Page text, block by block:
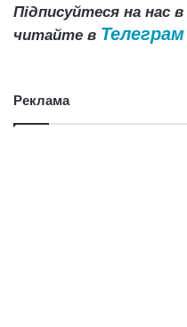
Підписуйтеся на нас в
читайте в Телеграм
Реклама